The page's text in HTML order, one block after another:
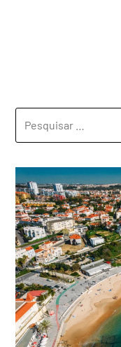
POR: